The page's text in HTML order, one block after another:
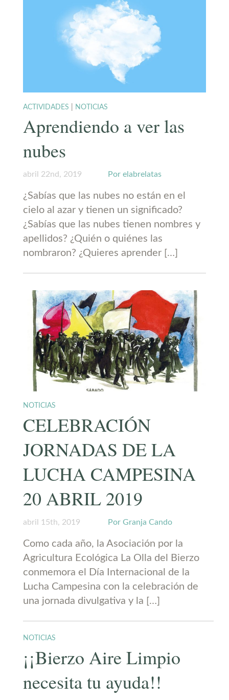
ACTIVIDADES NOTICIAS
Aprendiendo a ver las
nubes
abril 22nd, 2019 Por elabrelatas
¿Sabías que las nubes no están en el
cielo al azar y tienen un significado?
¿Sabías que las nubes tienen nombres y
apellidos? ¿Quién o quiénes las
nombraron? ¿Quieres aprender […]
NOTICIAS
CELEBRACIÓN
JORNADAS DE LA
LUCHA CAMPESINA
20 ABRIL 2019
abril 15th, 2019 Por Granja Cando
Como cada año, la Asociación por la
Agricultura Ecológica La Olla del Bierzo
conmemora el Día Internacional de la
Lucha Campesina con la celebración de
una jornada divulgativa y la […]
NOTICIAS
¡¡Bierzo Aire Limpio
necesita tu ayuda!!